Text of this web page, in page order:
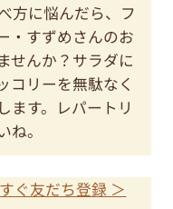
方に悩んだら、フ
・すずめさんのお
せんか？サラダに
コリーを無駄なく
ます。レパートリ
。
ぐ友だち登録 ＞